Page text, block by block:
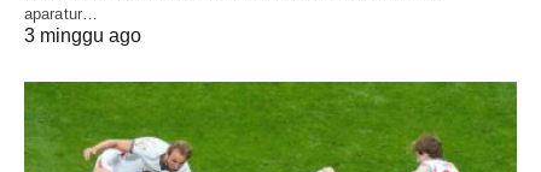
aparatur…
3 minggu ago